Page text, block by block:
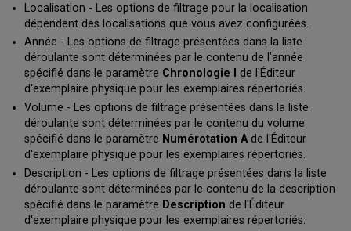
Localisation - Les options de filtrage pour la localisation
dépendent des localisations que vous avez configurées.
Année - Les options de filtrage présentées dans la liste
déroulante sont déterminées par le contenu de l’année
spécifié dans le paramètre Chronologie I
de l'Éditeur
d'exemplaire physique pour les exemplaires répertoriés.
Volume - Les options de filtrage présentées dans la liste
déroulante sont déterminées par le contenu du volume
spécifié dans le paramètre Numérotation Ade l'Éditeur
d'exemplaire physique pour les exemplaires répertoriés.
Description - Les options de filtrage présentées dans la liste
déroulante sont déterminées par le contenu de la description
spécifié dans le paramètre Description de l'Éditeur
d'exemplaire physique pour les exemplaires répertoriés.